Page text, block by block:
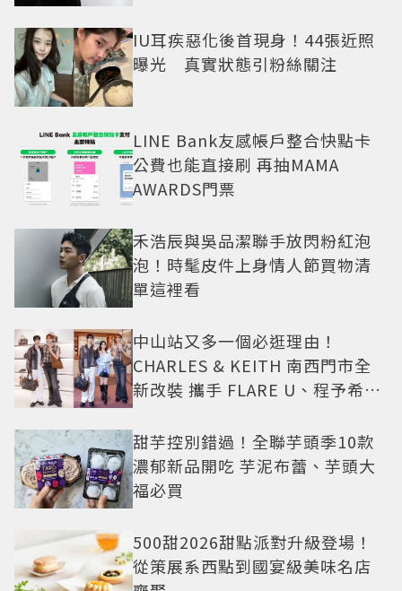
IU耳疾惡化後首現身！44張近照
曝光 真實狀態引粉絲關注
LINE Bank友感帳戶整合快點卡
公費也能直接刷 再抽MAMA
AWARDS門票
禾浩辰與吳品潔聯手放閃粉紅泡
泡！時髦皮件上身情人節買物清
單這裡看
中山站又多一個必逛理由！
CHARLES & KEITH 南西門市全
新改裝 攜手 FLARE U、程予希演
甜芋控別錯過！全聯芋頭季10款
濃郁新品開吃 芋泥布蕾、芋頭大
福必買
500甜2026甜點派對升級登場！
從策展系西點到國宴級美味名店